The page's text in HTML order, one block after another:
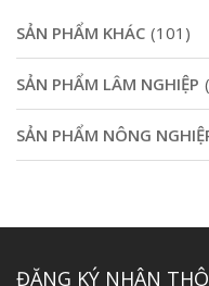
SẢN PHẨM KHÁC (101)
SẢN PHẨM LÂM NGHIỆP
SẢN PHẨM NÔNG
ĐĂNG KÝ NHẬN